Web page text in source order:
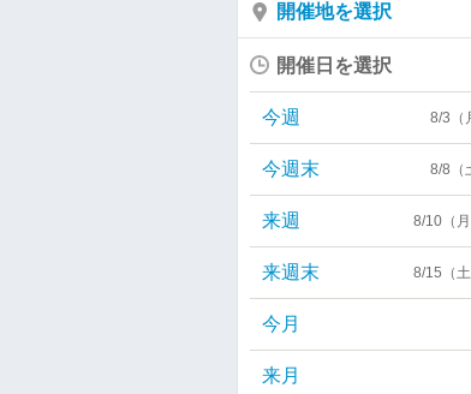
開催地を選択
開催日を選択
今週 8/3（
今週末 8/8（
来週 8/10（
来週末 8/15（
今月
来月